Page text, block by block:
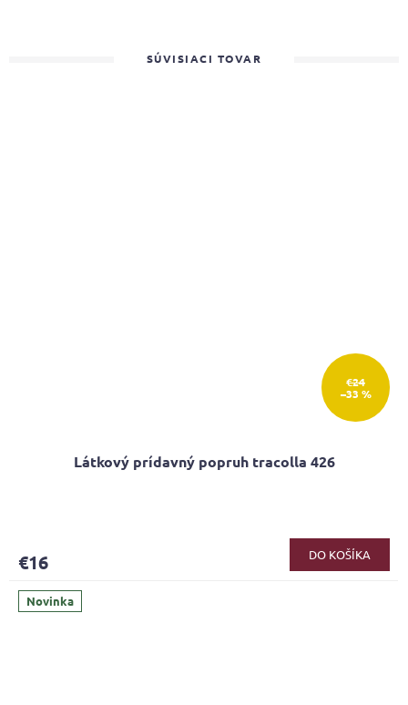
SÚVISIACI TOVAR
€24
–33 %
Látkový prídavný popruh tracolla 426
€16 DO KOŠÍKA
Novinka